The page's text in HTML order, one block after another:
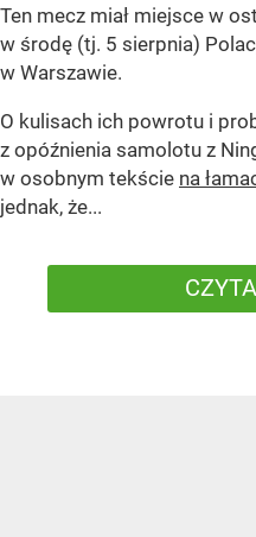
Ten mecz miał miejsce w
w środę (tj. 5 sierpnia)
w Warszawie.
O kulisach ich powrotu i
z opóźnienia samolotu z
w osobnym tekście na
jednak, że...